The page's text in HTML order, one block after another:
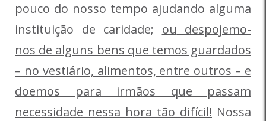
pouco do nosso tempo ajudando alguma
instituição de caridade;
ou despojemo-
nos de alguns bens que temos guardados
– no vestiário, alimentos, entre outros – e
doemos para irmãos que passam
necessidade nessa hora tão difícil! Nossa